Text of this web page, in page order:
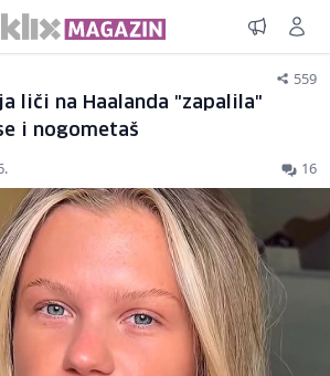
559
liči na Haalanda "zapalila"
i nogometaš
16